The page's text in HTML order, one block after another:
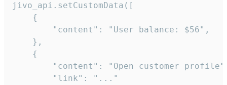
jivo_api.setCustomData([
    {
        "content": "User balance: $56",
    },
    {
"content": "Open customer
        "link": "..."